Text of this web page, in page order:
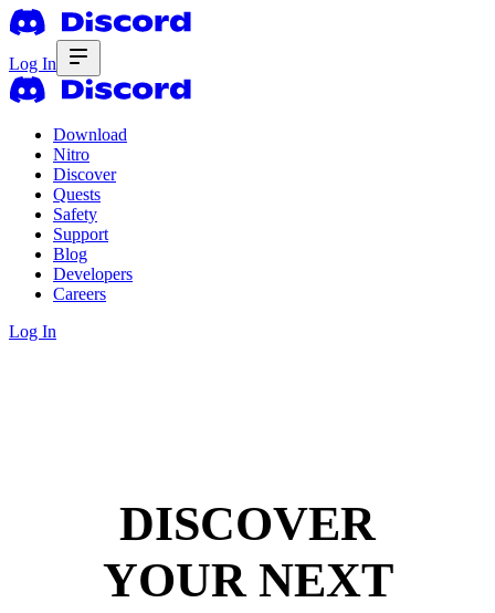
Log In
Download
Nitro
Discover
Quests
Safety
Support
Blog
Developers
Careers
Log In
DISCOVER
YOUR NEXT